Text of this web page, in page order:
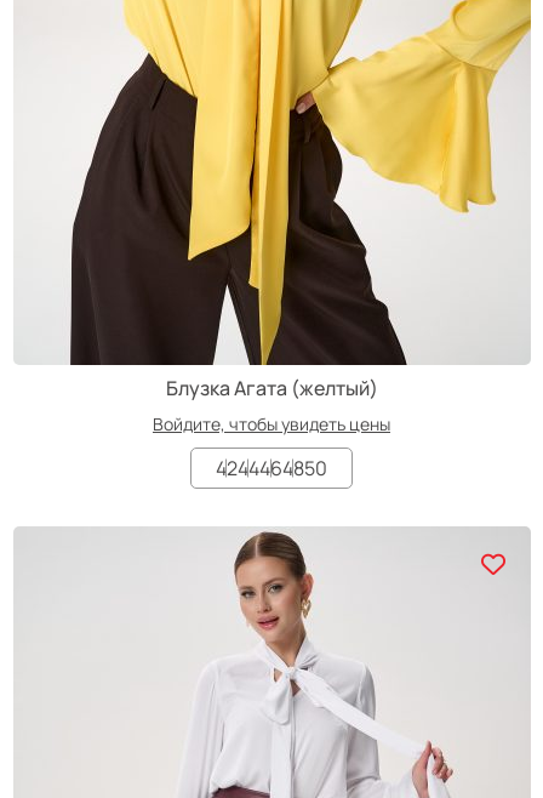
Блузка Агата (желтый)
Войдите, чтобы увидеть цены
4244464850